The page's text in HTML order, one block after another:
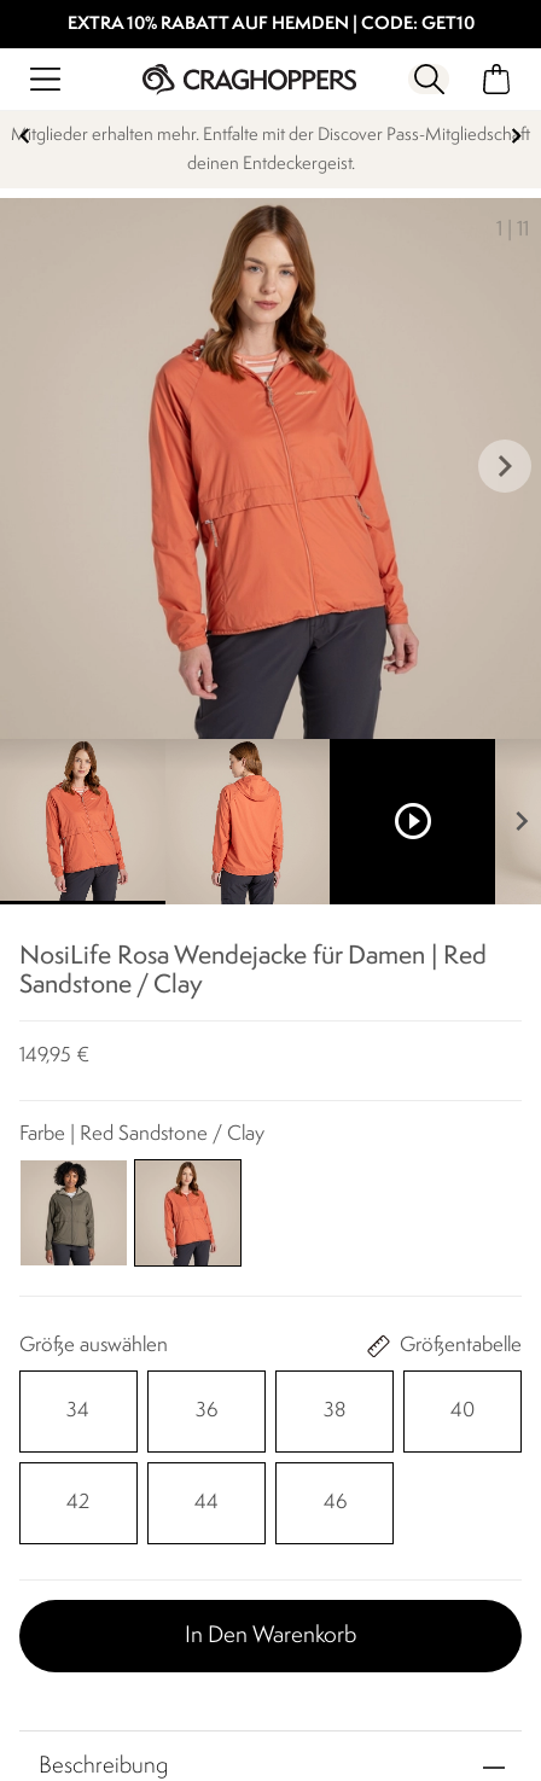
EXTRA 10% RABATT AUF HEMDEN | CODE: GET10
Mitglieder erhalten mehr. Entfalte mit der Discover Pass-Mitgliedschaft
deinen Entdeckergeist.
1 11
keyboard_arrow_right
play_circle_outline chevron_right
NosiLife Rosa Wendejacke für Damen | Red
Sandstone / Clay
149,95 €
Farbe | Red Sandstone / Clay
Größe auswählen Größentabelle
34 36 38 40
42 44 46
In Den Warenkorb
Beschreibung